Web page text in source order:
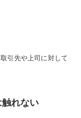
引先や上司に対して
れない